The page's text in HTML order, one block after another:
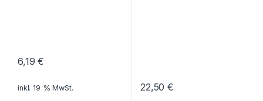
6,19€
inkl. 19 % MwSt. 22,50€